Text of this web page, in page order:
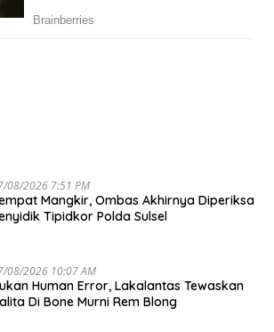
08/2026 7:51 PM
Mangkir, Ombas Akhirnya Diperiksa
Tipidkor Polda Sulsel
08/2026 10:07 AM
Human Error, Lakalantas Tewaskan
Di Bone Murni Rem Blong